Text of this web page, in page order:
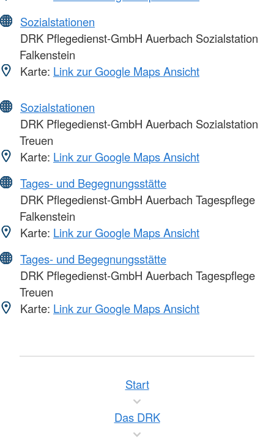
Sozialstationen
DRK Pflegedienst-GmbH Auerbach Sozialstation
Falkenstein
Karte: Link zur Google Maps Ansicht
Sozialstationen
DRK Pflegedienst-GmbH Auerbach Sozialstation
Treuen
Karte: Link zur Google Maps Ansicht
Tages- und Begegnungsstätte
DRK Pflegedienst-GmbH Auerbach Tagespflege
Falkenstein
Karte: Link zur Google Maps Ansicht
Tages- und Begegnungsstätte
DRK Pflegedienst-GmbH Auerbach Tagespflege
Treuen
Karte: Link zur Google Maps Ansicht
Start
Das DRK